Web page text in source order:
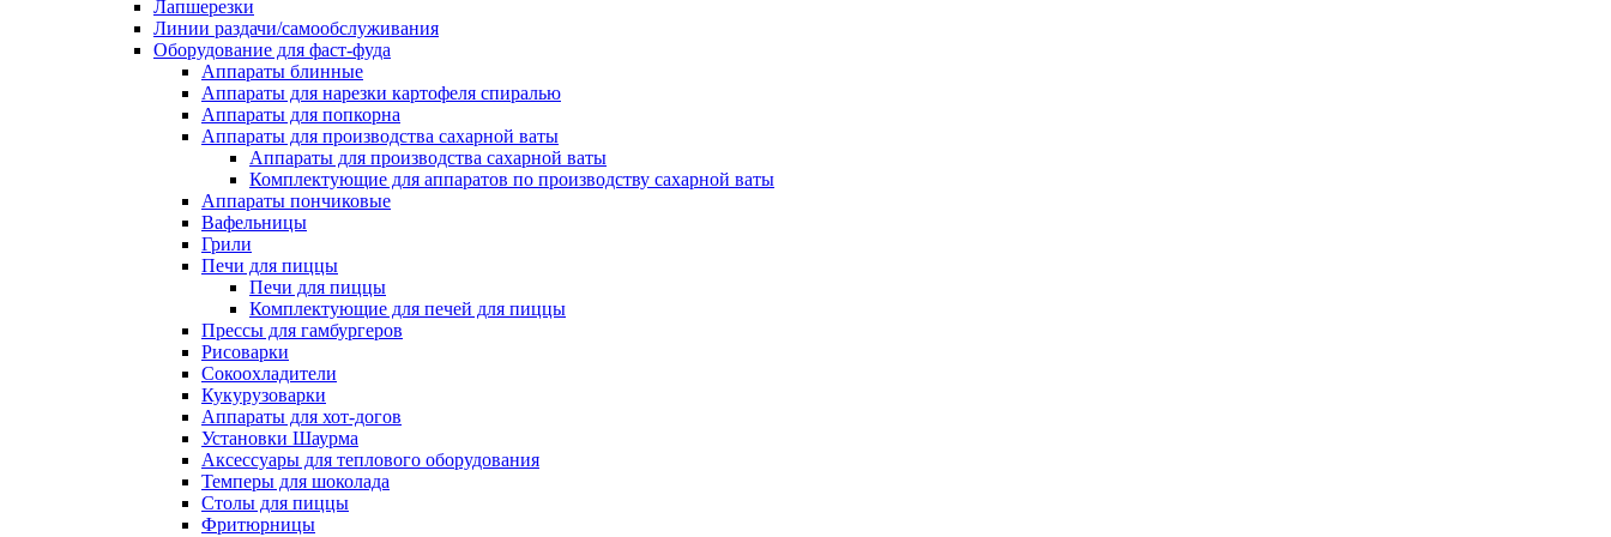
Лапшерезки
Линии раздачи/самообслуживания
Оборудование для фаст-фуда
Аппараты блинные
Аппараты для нарезки картофеля спиралью
Аппараты для попкорна
Аппараты для производства сахарной ваты
Аппараты для производства сахарной ваты
Комплектующие для аппаратов по производству сахарной ваты
Аппараты пончиковые
Вафельницы
Грили
Печи для пиццы
Печи для пиццы
Комплектующие для печей для пиццы
Прессы для гамбургеров
Рисоварки
Сокоохладители
Кукурузоварки
Аппараты для хот-догов
Установки Шаурма
Аксессуары для теплового оборудования
Темперы для шоколада
Столы для пиццы
Фритюрницы